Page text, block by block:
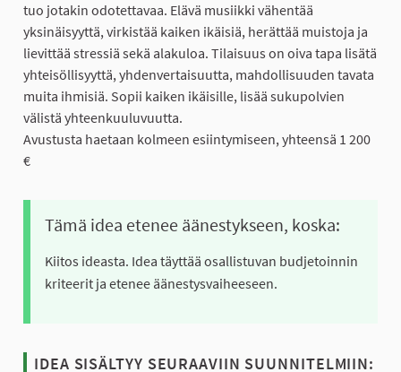
tuo jotakin odotettavaa. Elävä musiikki vähentää
yksinäisyyttä, virkistää kaiken ikäisiä, herättää muistoja ja
lievittää stressiä sekä alakuloa. Tilaisuus on oiva tapa lisätä
yhteisöllisyyttä, yhdenvertaisuutta, mahdollisuuden tavata
muita ihmisiä. Sopii kaiken ikäisille, lisää sukupolvien
välistä yhteenkuuluvuutta.
Avustusta haetaan kolmeen esiintymiseen, yhteensä 1 200
€
Tämä idea etenee äänestykseen, koska:
Kiitos ideasta. Idea täyttää osallistuvan budjetoinnin
kriteerit ja etenee äänestysvaiheeseen.
IDEA SISÄLTYY SEURAAVIIN SUUNNITELMIIN: